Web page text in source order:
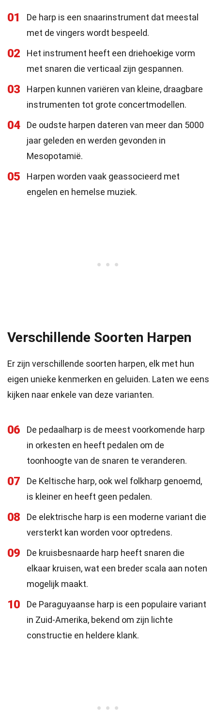
01
De harp is een snaarinstrument dat meestal
met de vingers wordt bespeeld.
02
Het instrument heeft een driehoekige vorm
met snaren die verticaal zijn gespannen.
03
Harpen kunnen variëren van kleine, draagbare
instrumenten tot grote concertmodellen.
04
De oudste harpen dateren van meer dan 5000
jaar geleden en werden gevonden in
Mesopotamië.
05
Harpen worden vaak geassocieerd met
engelen en hemelse muziek.
Verschillende Soorten Harpen
Er zijn verschillende soorten harpen, elk met hun
eigen unieke kenmerken en geluiden. Laten we eens
kijken naar enkele van deze varianten.
06
De pedaalharp is de meest voorkomende harp
in orkesten en heeft pedalen om de
toonhoogte van de snaren te veranderen.
07
De Keltische harp, ook wel folkharp genoemd,
is kleiner en heeft geen pedalen.
08
De elektrische harp is een moderne variant die
versterkt kan worden voor optredens.
09
De kruisbesnaarde harp heeft snaren die
elkaar kruisen, wat een breder scala aan noten
mogelijk maakt.
10
De Paraguyaanse harp is een populaire variant
in Zuid-Amerika, bekend om zijn lichte
constructie en heldere klank.